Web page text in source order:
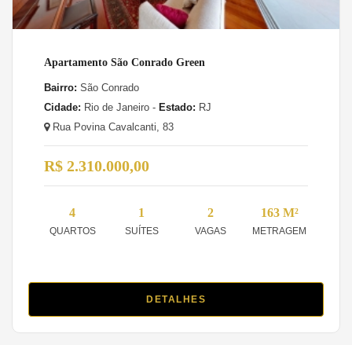
Apartamento São Conrado Green
Bairro: São Conrado
Cidade: Rio de Janeiro - Estado: RJ
Rua Povina Cavalcanti, 83
R$ 2.310.000,00
4
QUARTOS
1
SUÍTES
2
VAGAS
163 M²
METRAGEM
DETALHES